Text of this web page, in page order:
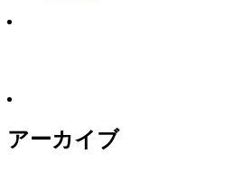
アーカイブ